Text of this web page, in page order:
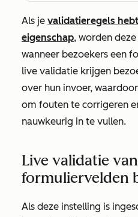
Als je validatieregels
eigenschap, worden
wanneer bezoekers een
live validatie krijgen
over hun invoer,
om fouten te corrigeren
nauwkeurig in te vullen.
Live validatie van
formuliervelden
Als deze instelling is